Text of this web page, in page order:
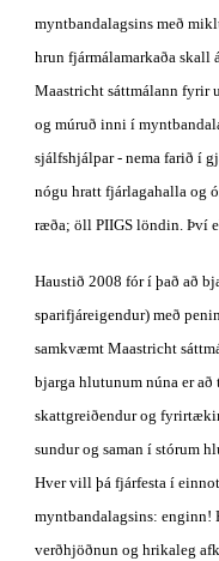
myntbandalagsins með
hrun fjármálamarkaða skall
Maastricht sáttmálann fyrir
og múruð inni í
sjálfshjálpar - nema farið í
nógu hratt fjárlagahalla og
ræða; öll PIIGS löndin. Því
Haustið 2008 fór í það að
sparifjáreigendur) með
samkvæmt Maastricht
bjarga hlutunum núna er
skattgreiðendur og
sundur og saman í stórum
Hver vill þá fjárfesta í
myntbandalagsins: enginn!
verðhjöðnun og hrikaleg